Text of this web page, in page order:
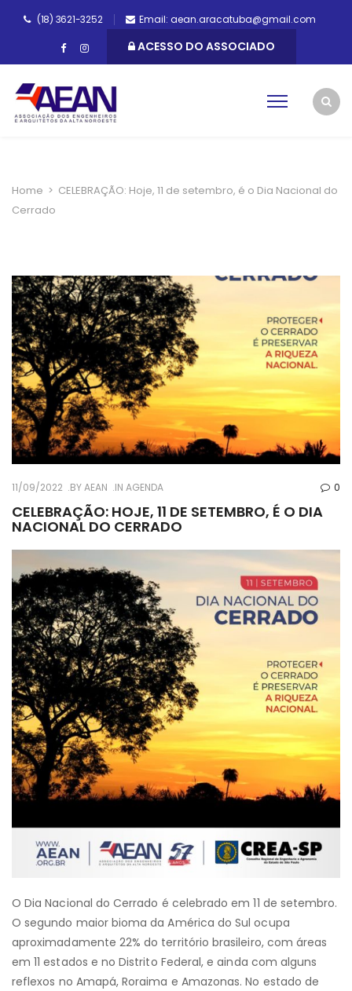
(18) 3621-3252 Email: aean.aracatuba@gmail.com
ACESSO DO ASSOCIADO
Home > CELEBRAÇÃO: Hoje, 11 de setembro, é o Dia Nacional do
Cerrado
11/09/2022 BYAEAN IN AGENDA 0
CELEBRAÇÃO: HOJE, 11 DE SETEMBRO, É O DIA
NACIONAL DO CERRADO
O Dia Nacional do Cerrado é celebrado em 11 de setembro.
O segundo maior bioma da América do Sul ocupa
aproximadamente 22% do território brasileiro, com áreas
em 11 estados e no Distrito Federal, e ainda com alguns
reflexos no Amapá, Roraima e Amazonas. No estado de